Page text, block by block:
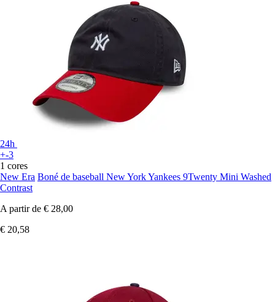
24h
+-3
1 cores
New Era Boné de baseball New York Yankees 9Twenty Mini Washed
Contrast
A partir de € 28,00
€ 20,58